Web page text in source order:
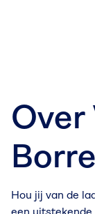
Over
Borre
Hou jij van de